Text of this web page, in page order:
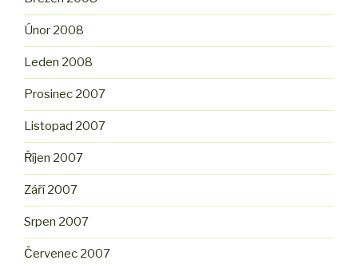
Únor 2008
Leden 2008
Prosinec 2007
Listopad 2007
Říjen 2007
Září 2007
Srpen 2007
Červenec 2007